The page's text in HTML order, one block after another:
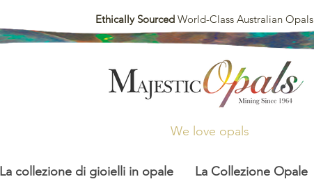
Ethically Sourced World-Class Australian Opals
We love opals
La collezione di gioielli in opale La Collezione Opale